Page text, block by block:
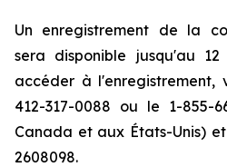
Un enregistrement de la
sera disponible jusqu'au 12
accéder à l'enregistrement,
412-317-0088 ou le 1-855-
Canada et aux États-Unis)
2608098.